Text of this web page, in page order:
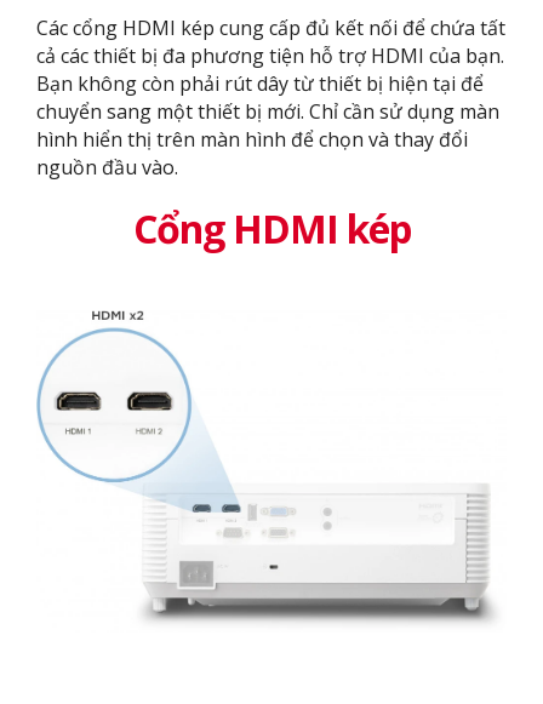
Các cổng HDMI kép cung cấp đủ kết nối để chứa tất
cả các thiết bị đa phương tiện hỗ trợ HDMI của bạn.
Bạn không còn phải rút dây từ thiết bị hiện tại để
chuyển sang một thiết bị mới. Chỉ cần sử dụng màn
hình hiển thị trên màn hình để chọn và thay đổi
nguồn đầu vào.
Cổng HDMI kép